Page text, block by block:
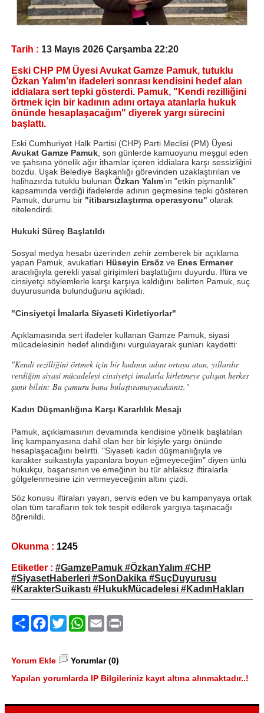
Tarih : 13 Mayıs 2026 Çarşamba 22:20
Eski CHP PM Üyesi Avukat Gamze Pamuk, tutuklu
Özkan Yalım’ın ifadeleri sonrası kendisini hedef alan
iddialara sert tepki gösterdi. Pamuk, "Kendi rezilliğini
örtmek için bir kadının adını ortaya atanlarla hukuk
önünde hesaplaşacağım" diyerek yargı sürecini
başlattı.
Eski Cumhuriyet Halk Partisi (CHP) Parti Meclisi (PM) Üyesi
Avukat Gamze Pamuk , son günlerde kamuoyunu meşgul eden
ve şahsına yönelik ağır ithamlar içeren iddialara karşı sessizliğini
bozdu. Uşak Belediye Başkanlığı görevinden uzaklaştırılan ve
halihazırda tutuklu bulunan Özkan Yalım’ın "etkin pişmanlık"
kapsamında verdiği ifadelerde adının geçmesine tepki gösteren
Pamuk, durumu bir "itibarsızlaştırma operasyonu" olarak
nitelendirdi.
Hukuki Süreç Başlatıldı
Sosyal medya hesabı üzerinden zehir zemberek bir açıklama
yapan Pamuk, avukatları Hüseyin Ersöz ve Enes Ermaner
aracılığıyla gerekli yasal girişimleri başlattığını duyurdu. İftira ve
cinsiyetçi söylemlerle karşı karşıya kaldığını belirten Pamuk, suç
duyurusunda bulunduğunu açıkladı.
"Cinsiyetçi İmalarla Siyaseti Kirletiyorlar"
Açıklamasında sert ifadeler kullanan Gamze Pamuk, siyasi
mücadelesinin hedef alındığını vurgulayarak şunları kaydetti:
"Kendi rezilliğini örtmek için bir kadının adını ortaya atan, yıllardır
verdiğim siyasi mücadeleyi cinsiyetçi imalarla kirletmeye çalışan herkes
şunu bilsin: Bu çamuru bana bulaştıramayacaksınız."
Kadın Düşmanlığına Karşı Kararlılık Mesajı
Pamuk, açıklamasının devamında kendisine yönelik başlatılan
linç kampanyasına dahil olan her bir kişiyle yargı önünde
hesaplaşacağını belirtti. "Siyaseti kadın düşmanlığıyla ve
karakter suikastıyla yapanlara boyun eğmeyeceğim" diyen ünlü
hukukçu, başarısının ve emeğinin bu tür ahlaksız iftiralarla
gölgelenmesine izin vermeyeceğinin altını çizdi.
Söz konusu iftiraları yayan, servis eden ve bu kampanyaya ortak
olan tüm tarafların tek tek tespit edilerek yargıya taşınacağı
öğrenildi.
Okunma : 1245
Etiketler : #GamzePamuk #ÖzkanYalım #CHP
#SiyasetHaberleri #SonDakika #SuçDuyurusu
#KarakterSuikastı #HukukMücadelesi #KadınHakları
PaylaşFacebook
TwitterWhatsApp
Email
Yorum Ekle
Yorumlar (0)
Yapılan yorumlarda IP Bilgileriniz kayıt altına alınmaktadır..!